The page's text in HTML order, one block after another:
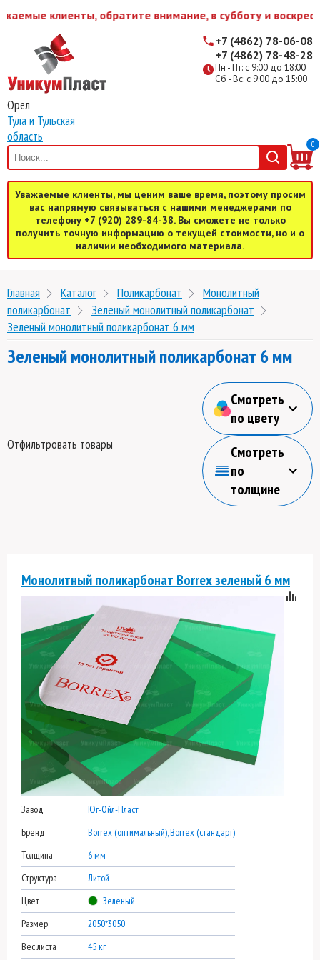
клиенты, обратите внимание, в субботу и
Орел
Тула и Тульская
область
Пн - Пт: с 9:00 до 18:00
Сб - Вс: с 9:00 до 15:00
+7 (4862) 78-06-08
+7 (4862) 78-48-28
0
Уважаемые клиенты, мы ценим ваше время, поэтому просим
вас напрямую связываться с нашими менеджерами по
телефону +7 (920) 289-84-38. Вы сможете не только
получить точную информацию о текущей стоимости, но и о
наличии необходимого материала.
Главная Каталог Поликарбонат
Монолитный
поликарбонат
Зеленый монолитный поликарбонат
Зеленый монолитный поликарбонат 6 мм
Зеленый монолитный поликарбонат 6 мм
Отфильтровать товары
Смотреть
по цвету
Смотреть
по
толщине
Монолитный поликарбонат Borrex зеленый 6 мм
Завод
Юг-Ойл-Пласт
Бренд
Borrex (оптимальный), Borrex (стандарт)
Толщина
6 мм
Структура
Литой
Цвет
Зеленый
Размер
2050*3050
Вес листа
45 кг